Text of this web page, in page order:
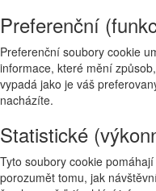
Preferenční
Preferenční soubory cookie
informace, které mění
vypadá jako je váš
nacházíte.
Statistické
Tyto soubory cookie
porozumět tomu, jak